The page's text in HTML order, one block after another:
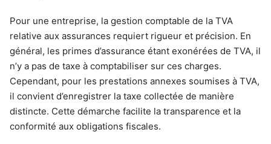
Pour une entreprise, la gestion comptable de la TVA
relative aux assurances requiert rigueur et précision. En
général, les primes d’assurance étant exonérées de TVA, il
n’y a pas de taxe à comptabiliser sur ces charges.
Cependant, pour les prestations annexes soumises à TVA,
il convient d’enregistrer la taxe collectée de manière
distincte. Cette démarche facilite la transparence et la
conformité aux obligations fiscales.